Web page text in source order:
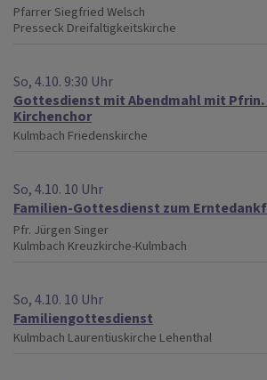
Pfarrer Siegfried Welsch
Presseck Dreifaltigkeitskirche
So, 4.10. 9:30 Uhr
Gottesdienst mit Abendmahl mit Pfrin.
Kirchenchor
Kulmbach Friedenskirche
So, 4.10. 10 Uhr
Familien-Gottesdienst zum
Pfr. Jürgen Singer
Kulmbach Kreuzkirche-Kulmbach
So, 4.10. 10 Uhr
Familiengottesdienst
Kulmbach Laurentiuskirche Lehenthal